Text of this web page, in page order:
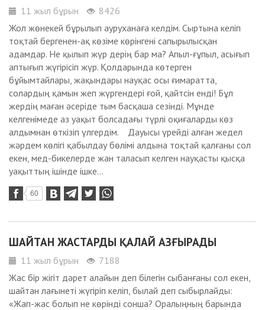
11 жыл бұрын
8426
Жол жөнекей бұрылып ауруxанаға келдім. Сыртына келіп
тоқтай бергенен-ақ көзіме көрінгені сапырылысқан
адамдар. Не қылып жүр дерің бар ма? Апыл-ғұпыл, асығып
аптығып жүгірісіп жүр. Қолдарында көтерген
бұйымтайлары, жақындары науқас осы ғимаратта,
солардың қамын жеп жүргендері ғой, қайтсін енді! Бұл
жердің маған әсеріде тым басқаша сезінді. Мұнде
келгенімеде аз уақыт болсадағы түрлі оқиғаларды көз
алдымнан өткізіп үлгердім. Дауысы үрейді алған жедел
жәрдем көлігі қабылдау бөлімі алдына тоқтай қалғаны сол
екен, мед-бикелерде жан таласып келген науқасты қысқа
уақыттың ішінде ішке...
60
ШАЙТАН ЖАСТАРДЫ ҚАЛАЙ АЗҒЫРАДЫ
11 жыл бұрын
7188
Жас бір жігіт дәрет алайын деп білегін сыбанғаны сол екен,
шайтан лағынеті жүгіріп келіп, былай деп сыбырлайды:
«Жап-жас болып не көрінді сонша? Оралыңның барында